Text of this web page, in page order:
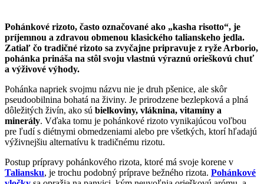
Pohánkové rizoto, často označované ako „kasha risotto“, je
príjemnou a zdravou obmenou klasického talianskeho jedla.
Zatiaľ čo tradičné rizoto sa zvyčajne pripravuje z ryže Arborio,
pohánka prináša na stôl svoju vlastnú výraznú orieškovú chuť
a výživové výhody.
Pohánka napriek svojmu názvu nie je druh pšenice, ale skôr
pseudoobilnina bohatá na živiny. Je prirodzene bezlepková a plná
dôležitých živín, ako sú bielkoviny, vláknina, vitamíny a
minerály. Vďaka tomu je pohánkové rizoto vynikajúcou voľbou
pre ľudí s diétnymi obmedzeniami alebo pre všetkých, ktorí hľadajú
výživnejšiu alternatívu k tradičnému rizotu.
Postup prípravy pohánkového rizota, ktoré má svoje korene v
Taliansku, je trochu podobný príprave bežného rizota. Pohánkové